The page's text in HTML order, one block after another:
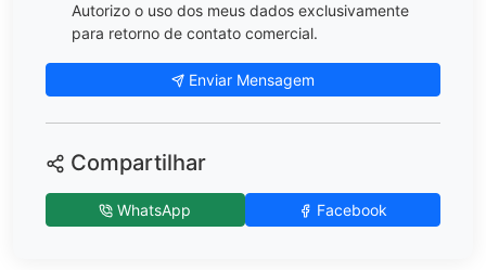
Autorizo o uso dos meus dados exclusivamente
para retorno de contato comercial.
Enviar Mensagem
Compartilhar
WhatsApp Facebook